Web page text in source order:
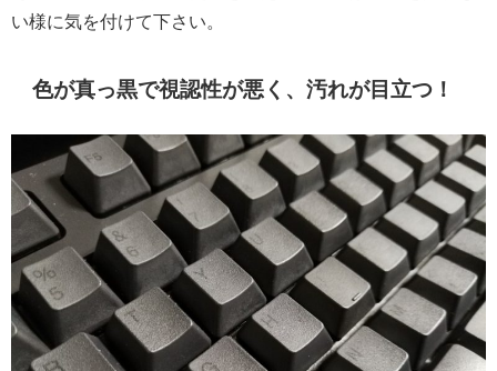
い様に気を付けて下さい。
色が真っ黒で視認性が悪く、汚れが目立つ！